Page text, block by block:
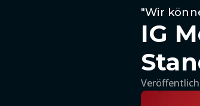
"Wir
IG